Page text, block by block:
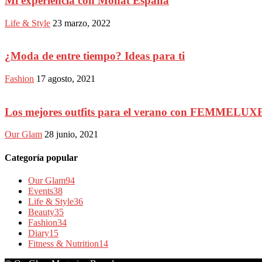
Life & Style 23 marzo, 2022
¿Moda de entre tiempo? Ideas para ti
Fashion 17 agosto, 2021
Los mejores outfits para el verano con
Our Glam 28 junio, 2021
Categoría popular
Our Glam94
Events38
Life & Style36
Beauty35
Fashion34
Diary15
Fitness & Nutrition14